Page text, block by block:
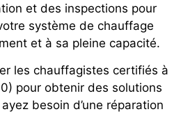
et des inspections pour
système de chauffage
et à sa pleine capacité.
les chauffagistes certifiés à
pour obtenir des solutions
besoin d’une réparation